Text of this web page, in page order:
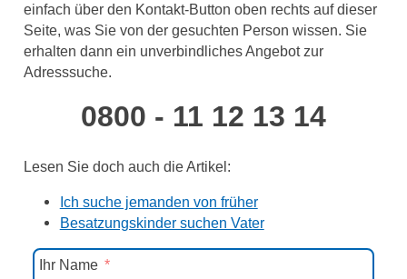
einfach über den Kontakt-Button oben rechts auf dieser
Seite, was Sie von der gesuchten Person wissen. Sie
erhalten dann ein unverbindliches Angebot zur
Adresssuche.
0800 - 11 12 13 14
Lesen Sie doch auch die Artikel:
Ich suche jemanden von früher
Besatzungskinder suchen Vater
Ihr Name